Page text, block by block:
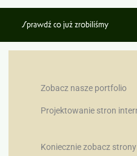
Sprawdź co już zrobiliśmy
Zobacz nasze portfolio
Projektowanie stron
Koniecznie zobacz